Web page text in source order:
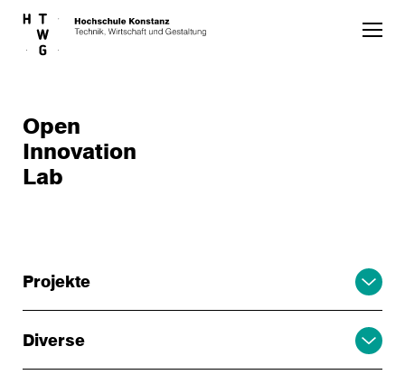
Skip to main content
Open
Innovation
Lab
Projekte
Diverse